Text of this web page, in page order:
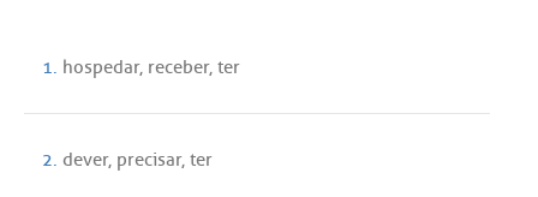
1. hospedar, receber, ter
2. dever, precisar, ter